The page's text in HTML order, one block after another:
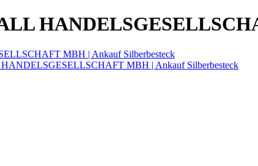
MBH | Ankauf Silberbesteck
MBH | Ankauf Silberbesteck